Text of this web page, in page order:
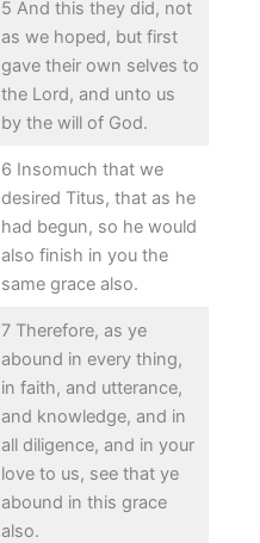
5 And this they did, not
as we hoped, but first
gave their own selves to
the Lord, and unto us
by the will of God.
6 Insomuch that we
desired Titus, that as he
had begun, so he would
also finish in you the
same grace also.
7 Therefore, as ye
abound in every thing,
in faith, and utterance,
and knowledge, and in
all diligence, and in your
love to us, see that ye
abound in this grace
also.